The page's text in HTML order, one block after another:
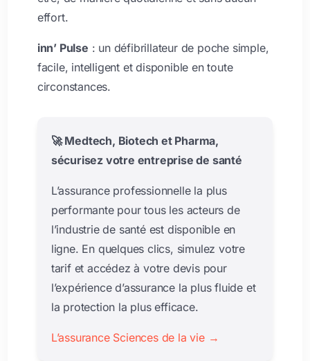
effort.
inn’ Pulse : un défibrillateur de poche simple,
facile, intelligent et disponible en toute
circonstances.
🚀 Medtech, Biotech et Pharma,
sécurisez votre entreprise de santé
L’assurance professionnelle la plus
performante pour tous les acteurs de
l’industrie de santé est disponible en
ligne. En quelques clics, simulez votre
tarif et accédez à votre devis pour
l’expérience d’assurance la plus fluide et
la protection la plus efficace.
L’assurance Sciences de la vie →